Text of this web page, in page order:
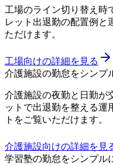
工場のライン切り替え時
レット出退勤の配置例と
ただけます。
工場向けの詳細を見る
介護施設の勤怠をシンプ
介護施設の夜勤と日勤が
ットで出退勤を整える運
トをご覧いただけます。
介護施設向けの詳細を見
学習塾の勤怠をシンプル